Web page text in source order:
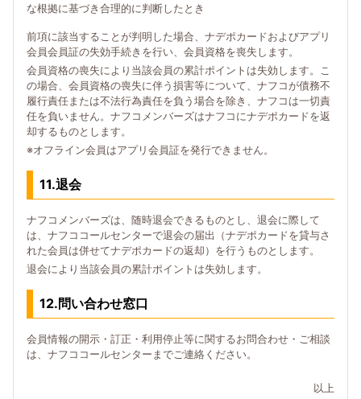
な根拠に基づき合理的に判断したとき
前項に該当することが判明した場合、ナデポカードおよびアプリ
会員会員証の失効手続きを行い、会員資格を喪失します。
会員資格の喪失により当該会員の累計ポイントは失効します。こ
の場合、会員資格の喪失に伴う損害等について、ナフコが債務不
履行責任または不法行為責任を負う場合を除き、ナフコは一切責
任を負いません。ナフコメンバーズはナフコにナデポカードを返
却するものとします。
※オフライン会員はアプリ会員証を発行できません。
11.退会
ナフコメンバーズは、随時退会できるものとし、退会に際して
は、ナフココールセンターで退会の届出（ナデポカードを貸与さ
れた会員は併せてナデポカードの返却）を行うものとします。
退会により当該会員の累計ポイントは失効します。
12.問い合わせ窓口
会員情報の開示・訂正・利用停止等に関するお問合わせ・ご相談
は、ナフココールセンターまでご連絡ください。
以上